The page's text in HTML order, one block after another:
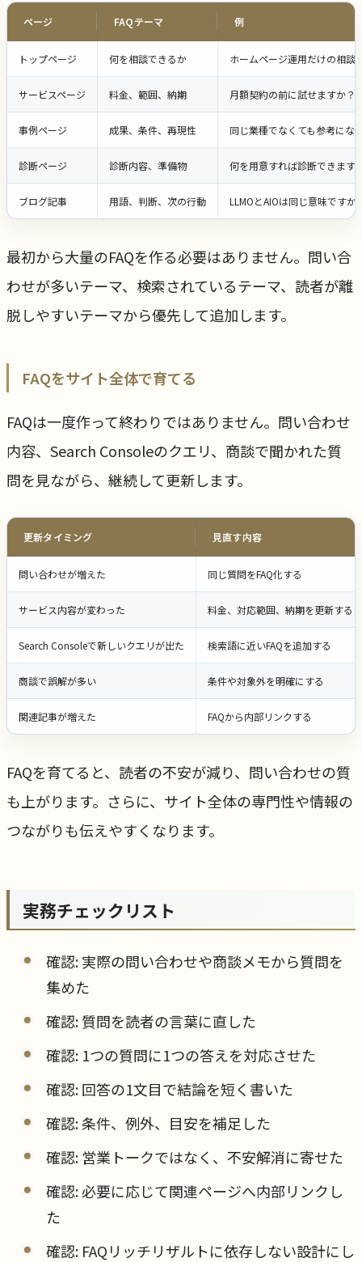
ページ FAQテーマ 例
トップページ 何を相談できるか ホームページ運用だけの相談
サービスページ 料金、範囲、納期 月額契約の前に試せますか？
事例ページ 成果、条件、再現性 同じ業種でなくても参考にな
診断ページ 診断内容、準備物 何を用意すれば診断できます
ブログ記事 用語、判断、次の行動 LLMOとAIOは同じ意味ですか
最初から大量のFAQを作る必要はありません。問い合
わせが多いテーマ、検索されているテーマ、読者が離
脱しやすいテーマから優先して追加します。
FAQをサイト全体で育てる
FAQは一度作って終わりではありません。問い合わせ
内容、Search Consoleのクエリ、商談で聞かれた質
問を見ながら、継続して更新します。
更新タイミング 見直す内容
問い合わせが増えた 同じ質問をFAQ化する
サービス内容が変わった 料金、対応範囲、納期を更新する
Search Consoleで新しいクエリが出た 検索語に近いFAQを追加する
商談で誤解が多い 条件や対象外を明確にする
関連記事が増えた FAQから内部リンクする
FAQを育てると、読者の不安が減り、問い合わせの質
も上がります。さらに、サイト全体の専門性や情報の
つながりも伝えやすくなります。
実務チェックリスト
確認: 実際の問い合わせや商談メモから質問を
集めた
確認: 質問を読者の言葉に直した
確認: 1つの質問に1つの答えを対応させた
確認: 回答の1文目で結論を短く書いた
確認: 条件、例外、目安を補足した
確認: 営業トークではなく、不安解消に寄せた
確認: 必要に応じて関連ページへ内部リンクし
た
確認: FAQリッチリザルトに依存しない設計にし